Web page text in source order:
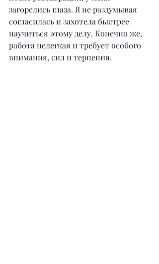
загорелись глаза. Я не раздумывая
согласилась и захотела быстрее
научиться этому делу. Конечно же,
работа нелегкая и требует особого
внимания, сил и терпения.